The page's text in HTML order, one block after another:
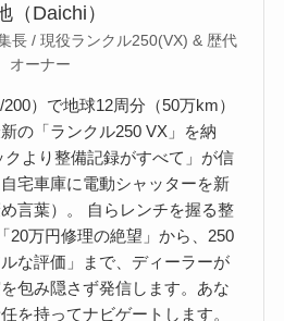
（Daichi）
長 / 現役ランクル250(VX) & 歴代
オーナー
）で地球12周分（50万km）
の「ランクル250 VX」を納
より整備記録がすべて」が信
宅車庫に電動シャッターを新
言葉）。 自らレンチを握る整
20万円修理の絶望」から、250
な評価」まで、ディーラーが
包み隠さず発信します。あな
を持ってナビゲートします。